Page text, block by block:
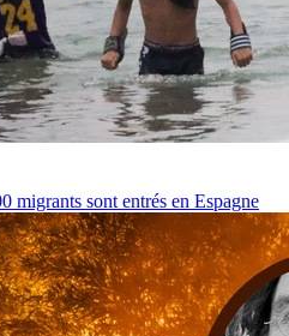
migrants sont entrés en Espagne